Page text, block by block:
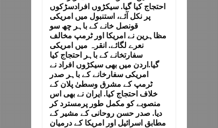
احتجاج کیا گیا. سیکڑوں افرادسڑکوں
پر نکل آئے، استنبول میں امریکی
قونصل خانے کے باہر چھ سو
مظاہرین نے امریکا اور ٹرمپ مخالف
نعرے لگائے. انقرہ میں امریکی
سفارتخانے کے باہر احتجاج کیا
گیا.اردن میں بھی سیکڑوں افراد نے
امریکی سفارخانے کے باہر صدر
ٹرمپ کے مشرق وسطیٰ پلان کے
خلاف احتجاج کیا. ایران نے بھی اس
منصوبے کو مکمل طور پرمسترد کر
دیا. صدر حسن روحانی کے مشیر کے
مطابق اسرائیل اور امریکا کے درمیان